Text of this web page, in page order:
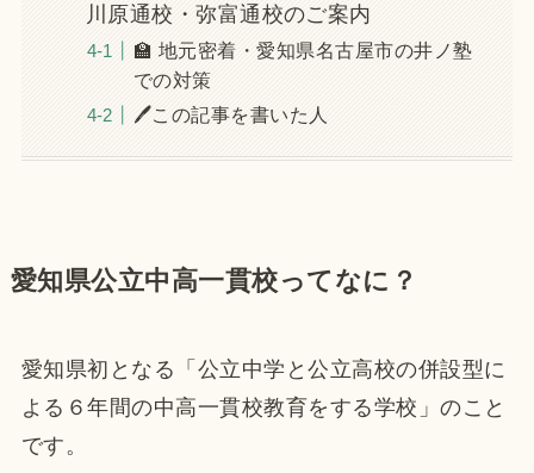
川原通校・弥富通校のご案内
🏫 地元密着・愛知県名古屋市の井ノ塾
での対策
🖊この記事を書いた人
愛知県公立中高一貫校ってなに？
愛知県初となる「公立中学と公立高校の併設型に
よる６年間の中高一貫校教育をする学校」のこと
です。